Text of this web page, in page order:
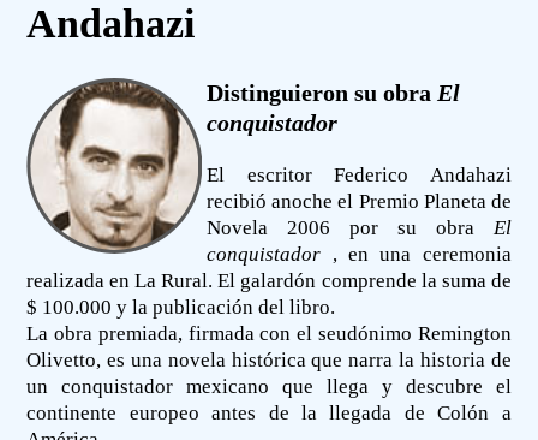
Andahazi
Distinguieron su obra El
conquistador
El escritor Federico Andahazi
recibió anoche el Premio Planeta de
Novela 2006 por su obra El
conquistador , en una ceremonia
realizada en La Rural. El galardón comprende la suma de
$ 100.000 y la publicación del libro.
La obra premiada, firmada con el seudónimo Remington
Olivetto, es una novela histórica que narra la historia de
un conquistador mexicano que llega y descubre el
continente europeo antes de la llegada de Colón a